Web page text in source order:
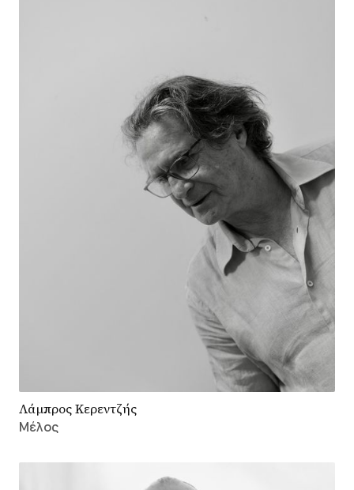
Λάμπρος Κερεντζής
Μέλος